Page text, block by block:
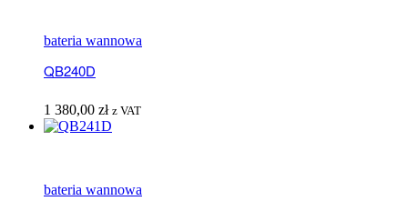
bateria wannowa
QB240D
1 380,00 zł z VAT
bateria wannowa